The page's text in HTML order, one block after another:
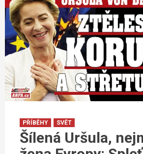
PŘÍBĚHY SVĚT
Šílená Uršula,